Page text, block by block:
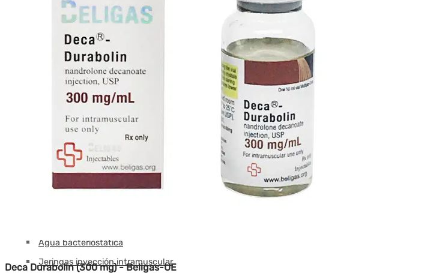
Tesamorelin
tirzepatida
Timalina
Thymosin Alfa
Timosina Beta TB-500
Triptorelina GnRH
Pérdida de peso
Retatrutida
Semaglutida
tirzepatida
Agua bacteriostática
Jeringas inyección intramuscular
Deca Durabolin (300 mg) - Beligas-UE